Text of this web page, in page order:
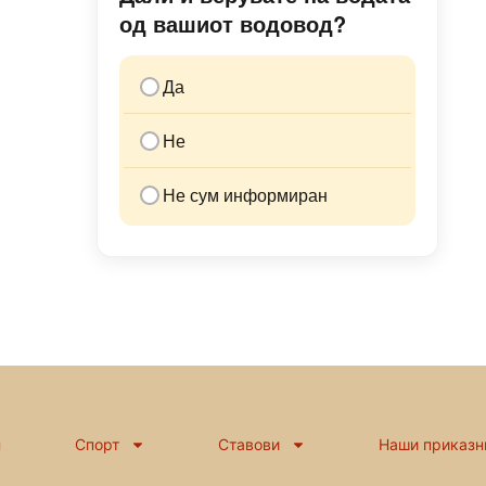
од вашиот водовод?
Да
Не
Не сум информиран
Спорт Ставови Наши